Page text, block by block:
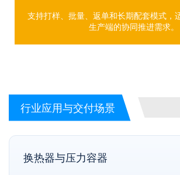
支持打样、批量、返单和长期配套模式，
生产端的协同推进需求。
行业应用与交付场景
换热器与压力容器